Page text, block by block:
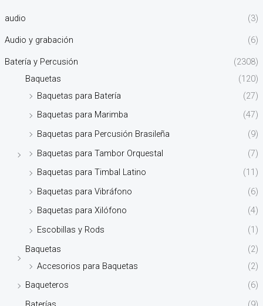
audio (3)
Audio y grabación (6)
Batería y Percusión
(2308)
Baquetas
(120)
Baquetas para Batería
(27)
Baquetas para Marimba
(47)
Baquetas para Percusión Brasileña
(9)
Baquetas para Tambor Orquestal
(7)
Baquetas para Timbal Latino
(11)
Baquetas para Vibráfono
(6)
Baquetas para Xilófono
(4)
Escobillas y Rods
(1)
Baquetas
(2)
Accesorios para Baquetas
(2)
Baqueteros
(6)